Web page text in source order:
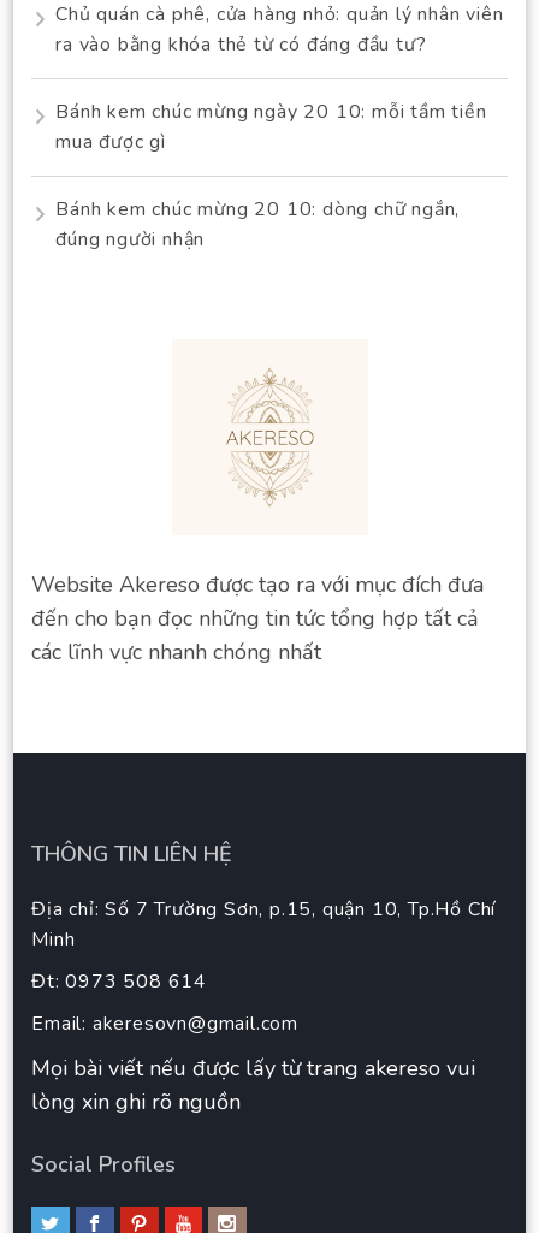
Chủ quán cà phê, cửa hàng nhỏ: quản lý nhân viên
ra vào bằng khóa thẻ từ có đáng đầu tư?
Bánh kem chúc mừng ngày 20 10: mỗi tầm tiền
mua được gì
Bánh kem chúc mừng 20 10: dòng chữ ngắn,
đúng người nhận
Website Akereso được tạo ra với mục đích đưa
đến cho bạn đọc những tin tức tổng hợp tất cả
các lĩnh vực nhanh chóng nhất
THÔNG TIN LIÊN HỆ
Địa chỉ: Số 7 Trường Sơn, p.15, quận 10, Tp.Hồ Chí
Minh
Đt: 0973 508 614
Email: akeresovn@gmail.com
Mọi bài viết nếu được lấy từ trang akereso vui
lòng xin ghi rõ nguồn
Social Profiles